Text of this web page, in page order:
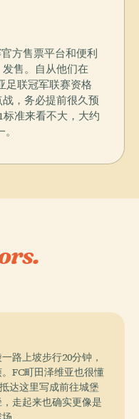
方售票平台和便利
售。自从他们在
足联冠军联赛资格
，务必提前很久预
准来看不大，大约
路上坡步行20分钟，
FC町田泽维亚也很懂
达这里写成前往城堡
走起来也确实更像是